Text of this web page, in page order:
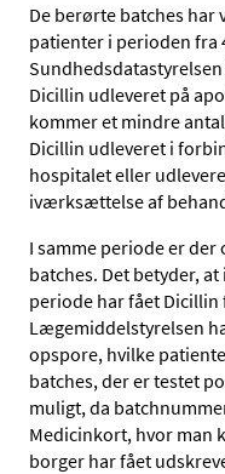
De berørte batches
patienter i perioden fra
Dicillin udleveret på
kommer et mindre
Dicillin udleveret i
hospitalet eller
iværksættelse af
I samme periode er
batches. Det betyder,
periode har fået
Lægemiddelstyrelsen
opspore, hvilke
batches, der er testet
muligt, da
Medicinkort, hvor man
borger har fået